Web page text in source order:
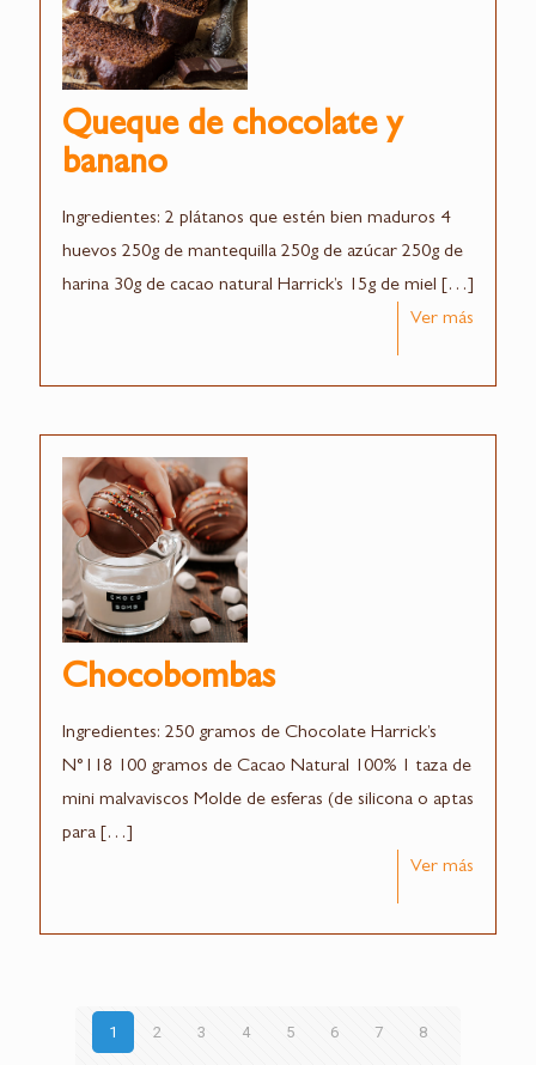
Queque de chocolate y
banano
Ingredientes: 2 plátanos que estén bien maduros 4
huevos 250g de mantequilla 250g de azúcar 250g de
harina 30g de cacao natural Harrick’s 15g de miel […]
Ver más
Chocobombas
Ingredientes: 250 gramos de Chocolate Harrick’s
N°118 100 gramos de Cacao Natural 100% 1 taza de
mini malvaviscos Molde de esferas (de silicona o aptas
para […]
Ver más
1 2 3 4 5 6 7 8